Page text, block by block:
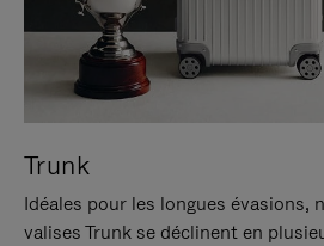
Trunk
Idéales pour les longues évasions,
valises Trunk se déclinent en